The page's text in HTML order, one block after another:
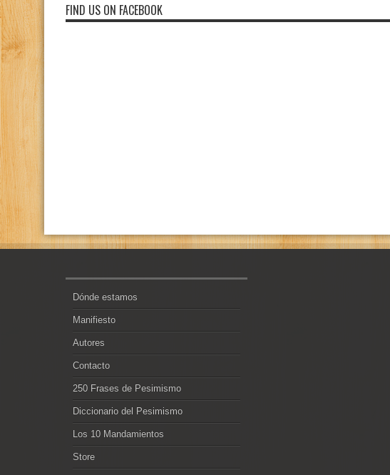
FIND US ON FACEBOOK
Dónde estamos
Manifiesto
Autores
Contacto
250 Frases de Pesimismo
Diccionario del Pesimismo
Los 10 Mandamientos
Store